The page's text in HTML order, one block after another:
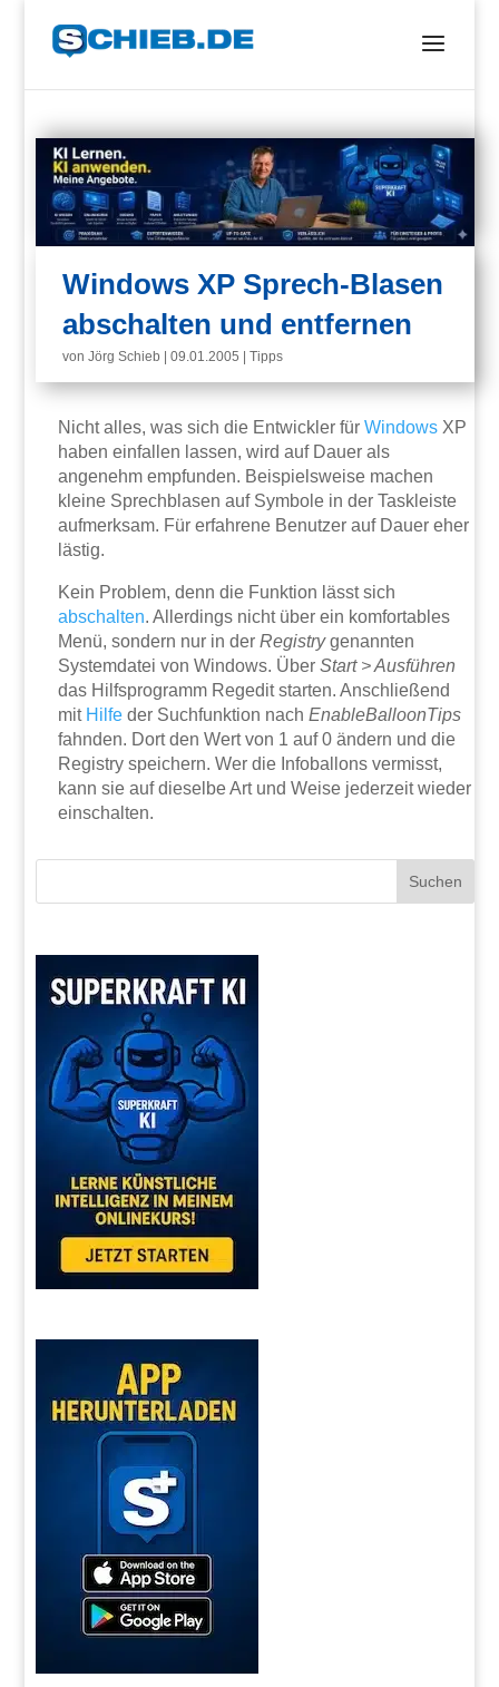
Windows XP Sprech-Blasen
abschalten und entfernen
vonJörg Schieb |09.01.2005 |Tipps
Nicht alles, was sich die Entwickler fürWindows XP
haben einfallen lassen, wird auf Dauer als
angenehm empfunden. Beispielsweise machen
kleine Sprechblasen auf Symbole in der Taskleiste
aufmerksam. Für erfahrene Benutzer auf Dauer eher
lästig.
Kein Problem, denn die Funktion lässt sich
abschalten. Allerdings nicht über ein komfortables
Menü, sondern nur in derRegistrygenannten
Systemdatei von Windows. ÜberStart > Ausführen
das Hilfsprogramm Regedit starten. Anschließend
mit Hilfe der Suchfunktion nachEnableBalloonTips
fahnden. Dort den Wert von 1 auf 0 ändern und die
Registry speichern. Wer die Infoballons vermisst,
kann sie auf dieselbe Art und Weise jederzeit wieder
einschalten.